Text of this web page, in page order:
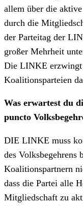
allem über die
durch die
der Parteitag der
großer Mehrheit
Die LINKE erzwingt
Koalitionsparteien
Was erwartest du
puncto
DIE LINKE muss
des Volksbegehrens
Koalitionspartnern
dass die Partei alle
Mitgliedschaft zu